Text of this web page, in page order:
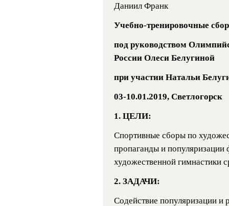
Даниил Франк
Учебно-тренировочные
под руководством
России Олеси Белугиной
при участии Натальи
03-10.01.2019, Светлогорск
1. ЦЕЛИ:
Спортивные сборы по
пропаганды и популяризации
художественной гимнастики
2. ЗАДАЧИ:
Содействие популяризации и